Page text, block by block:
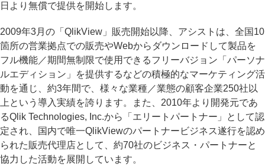
日より無償で提供を開始します。
2009年3月の「QlikView」販売開始以降、アシストは、全国10
箇所の営業拠点での販売やWebからダウンロードして製品を
フル機能／期間無制限で使用できるフリーバジョン「パーソナ
ルエディション」を提供するなどの積極的なマーケティング活
動を通じ、約3年間で、様々な業種／業態の顧客企業250社以
上という導入実績を誇ります。また、2010年より開発元であ
るQlik Technologies, Inc.から「エリートパートナー」として認
定され、国内で唯一QlikViewのパートナービジネス遂行を認め
られた販売代理店として、約70社のビジネス・パートナーと
協力した活動を展開しています。